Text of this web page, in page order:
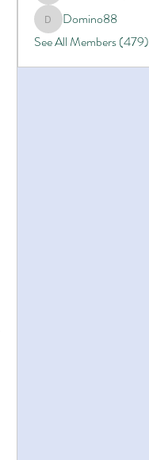
Domino88
Domino88
See All Members (479)